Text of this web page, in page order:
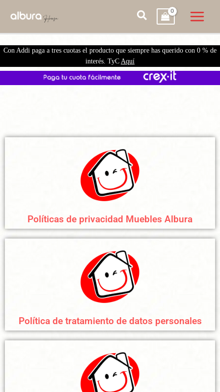
Con Addi paga a tres cuotas el producto que siempre has querido con 0 % de
interés. TyC Aquí
Políticas de privacidad Muebles Albura
Política de tratamiento de datos personales